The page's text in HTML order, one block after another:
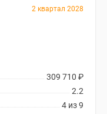
2 квартал 2028
309 710 ₽
2.2
4 из 9